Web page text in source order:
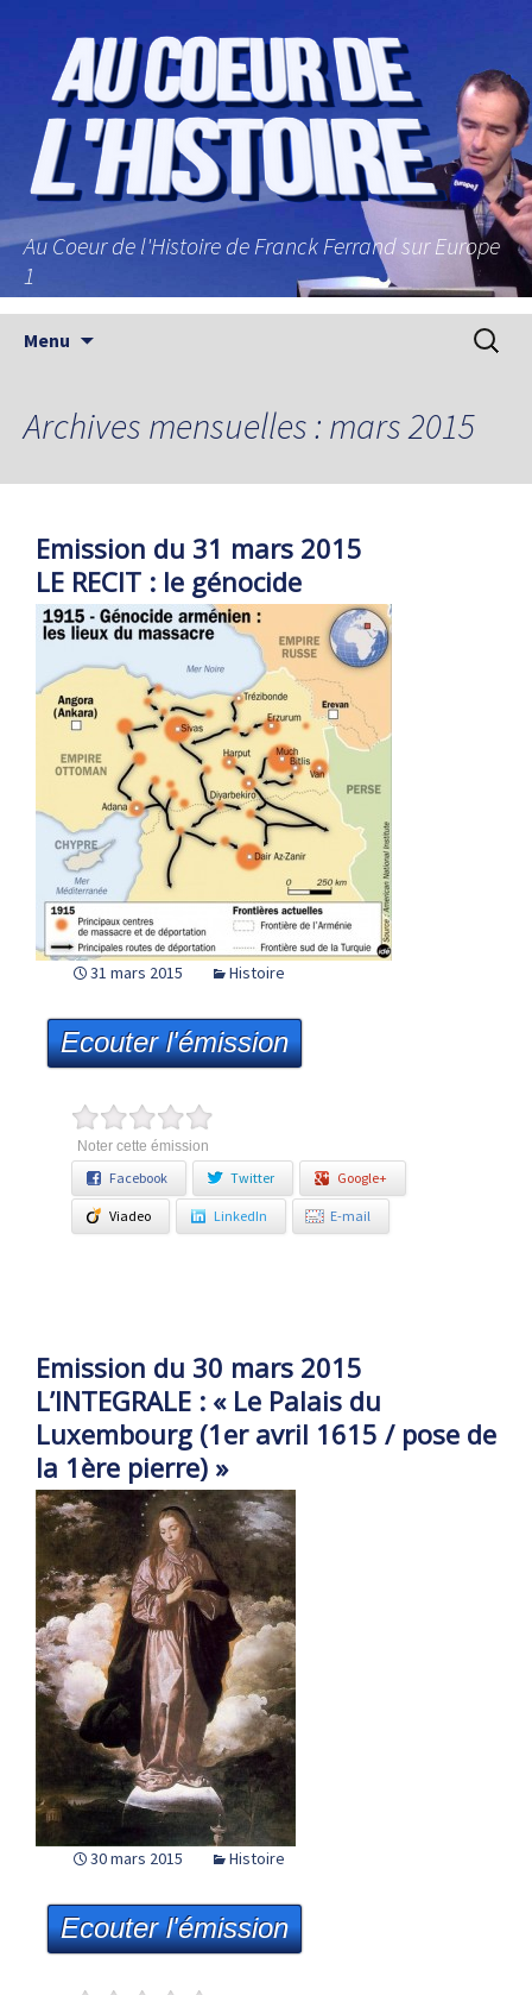
Au Coeur de l'Histoire de Franck Ferrand sur Europe
1
Menu
Archives mensuelles : mars 2015
Emission du 31 mars 2015
LE RECIT : le génocide
31 mars 2015 Histoire
Ecouter l'émission
Noter cette émission
Facebook Twitter Google+
Viadeo LinkedIn E-mail
Emission du 30 mars 2015
L’INTEGRALE : « Le Palais du
Luxembourg (1er avril 1615 / pose de
la 1ère pierre) »
30 mars 2015 Histoire
Ecouter l'émission